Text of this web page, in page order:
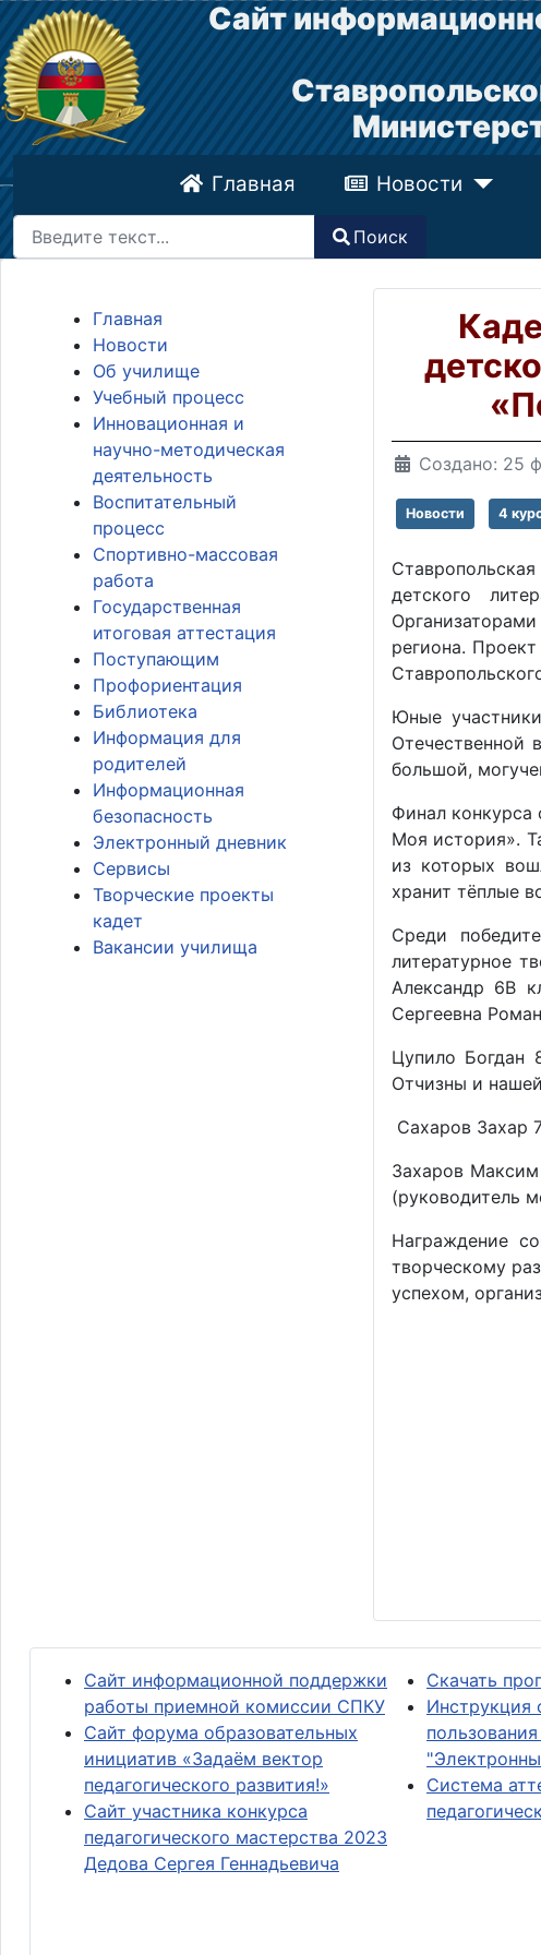
Сайт
Главная Новости
Поиск
Поиск
Главная
Новости
Об училище
Учебный процесс
Инновационная и
научно-методическая
деятельность
Воспитательный
процесс
Спортивно-массовая
работа
Государственная
итоговая аттестация
Поступающим
Профориентация
Библиотека
Информация для
родителей
Информационная
безопасность
Электронный дневник
Сервисы
Творческие проекты
кадет
Вакансии училища
Создано: 25
Новости 4
детского
региона.
Юные
Отечественной
большой,
Финал конкурса
Моя история».
из которых
хранит тёплые
Среди
литературное
Александр 6В
Сергеевна
Цупило Богдан
Отчизны и
Сахаров Захар
Захаров
(руководитель
Награждение
творческому
успехом,
Сайт информационной поддержки
работы приемной комиссии СПКУ
Сайт форума образовательных
инициатив «Задаём вектор
педагогического развития!»
Сайт участника конкурса
педагогического мастерства 2023
Дедова Сергея Геннадьевича
Скачать
Инструкция
Система